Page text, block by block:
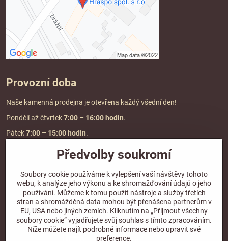
Provozní doba
Naše kamenná prodejna je otevřena každý všední den!
Pondělí až čtvrtek7:00 – 16:00 hodin.
Pátek7:00 – 15:00 hodin.
Doprava a platba
DOPRAVA ZDARMA
při objednávce nad2000 Kč vč. DPH.
*Nevztahuje se na paletovou přepravu.
Předvolby soukromí
Soubory cookie používáme k vylepšení vaší návštěvy tohoto
webu, k analýze jeho výkonu a ke shromažďování údajů o jeho
používání. Můžeme k tomu použít nástroje a služby třetích
stran a shromážděná data mohou být přenášena partnerům v
EU, USA nebo jiných zemích. Kliknutím na „Přijmout všechny
soubory cookie“ vyjadřujete svůj souhlas s tímto zpracováním.
Níže můžete najít podrobné informace nebo upravit své
preference.